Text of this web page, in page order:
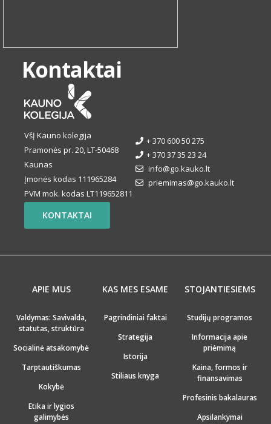
Kontaktai
VšĮ Kauno kolegija
Pramonės pr. 20, LT-50468
Kaunas
Įmonės kodas 111965284
PVM mok. kodas LT119652811
+ 370 600 50 275
+ 370 37 35 23 24
info@go.kauko.lt
priemimas@go.kauko.lt
KONTAKTAI
APIE MUS
Valdymas: Savivalda,
statutas, struktūra
Socialinė atsakomybė
Tarptautiškumas
Kokybė
Etika ir lygios
galimybės
KAS MES ESAME
Pagrindiniai faktai
Strategija
Istorija
Stiliaus knyga
STOJANTIESIEMS
Studijų programos
Informacija apie
priėmimą
Kaina, formos ir
finansavimas
Profesinis bakalauras
Apsilankymai